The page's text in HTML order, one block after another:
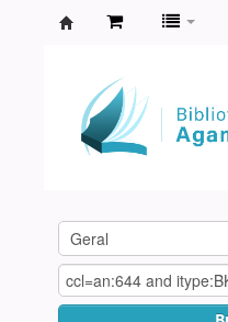
Agamenon
Magalhães